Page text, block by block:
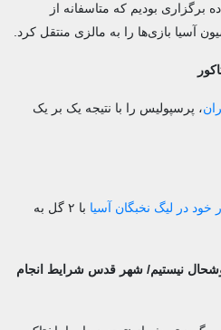
در ۱۵ رشته آماده برگزاری بودیم که متاسفانه از
آسیا بازی‌ها را به مالزی منتقل کرد.
، پرسپولیس را با نتیجه یک بر یک
خود در لیگ نخبگان آسیا
با ۲ گل به
خوشحال نیستیم/ شهر قدس شرایط انجام